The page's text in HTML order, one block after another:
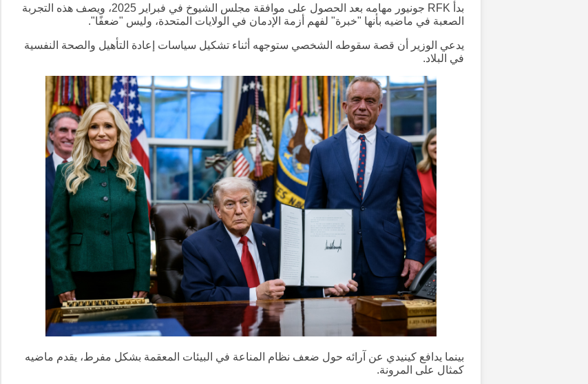
بدأ RFK جونيور مهامه بعد الحصول على موافقة مجلس الشيوخ في فبراير 2025، ويصف هذه التجربة
الصعبة في ماضيه بأنها "خبرة" لفهم أزمة الإدمان في الولايات المتحدة، وليس "ضعفًا".
يدعي الوزير أن قصة سقوطه الشخصي ستوجهه أثناء تشكيل سياسات إعادة التأهيل والصحة النفسية
في البلاد.
بينما يدافع كينيدي عن آرائه حول ضعف نظام المناعة في البيئات المعقمة بشكل مفرط، يقدم ماضيه
كمثال على المرونة.